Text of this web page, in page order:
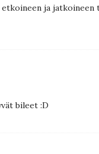
ja jatkoineen
bileet :D